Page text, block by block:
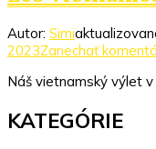
Autor: Simi
2023Zanechať
Náš vietnamský výlet
KATEGÓRIE